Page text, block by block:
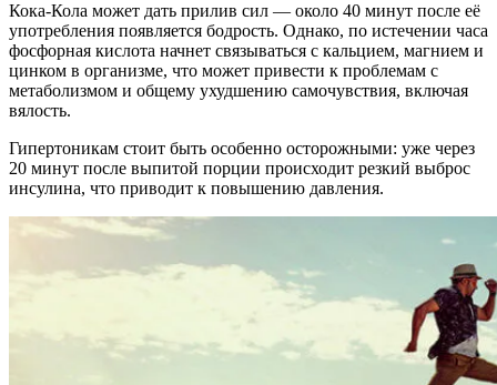
Кока-Кола может дать прилив сил — около 40 минут после её
употребления появляется бодрость. Однако, по истечении часа
фосфорная кислота начнет связываться с кальцием, магнием и
цинком в организме, что может привести к проблемам с
метаболизмом и общему ухудшению самочувствия, включая
вялость.
Гипертоникам стоит быть особенно осторожными: уже через
20 минут после выпитой порции происходит резкий выброс
инсулина, что приводит к повышению давления.